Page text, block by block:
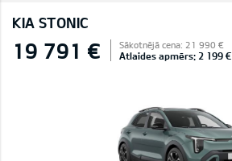
KIA STONIC
19 791 € Sākotnējā cena: 21 990 €
Atlaides apmērs: 2 199 €